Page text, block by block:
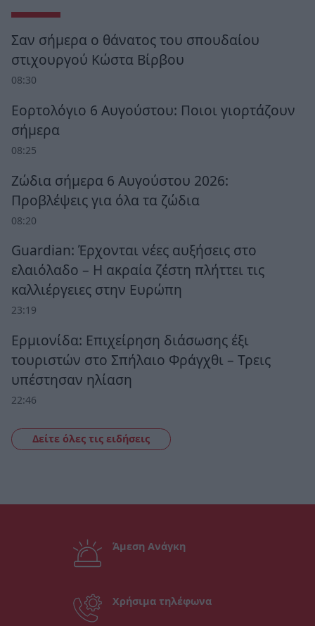
Σαν σήμερα ο θάνατος του σπουδαίου
στιχουργού Κώστα Βίρβου
08:30
Εορτολόγιο 6 Αυγούστου: Ποιοι γιορτάζουν
σήμερα
08:25
Ζώδια σήμερα 6 Αυγούστου 2026:
Προβλέψεις για όλα τα ζώδια
08:20
Guardian: Έρχονται νέες αυξήσεις στο
ελαιόλαδο – Η ακραία ζέστη πλήττει τις
καλλιέργειες στην Ευρώπη
23:19
Ερμιονίδα: Επιχείρηση διάσωσης έξι
τουριστών στο Σπήλαιο Φράγχθι – Τρεις
υπέστησαν ηλίαση
22:46
Δείτε όλες τις ειδήσεις
Άμεση Ανάγκη
Χρήσιμα τηλέφωνα